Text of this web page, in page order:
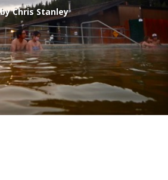
byChris Stanley